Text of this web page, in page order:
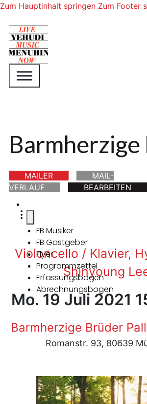
Zum Hauptinhalt springen Zum Footer
MAILER
MAIL-
VERLAUF
BEARBEITEN
FB Musiker
FB Gastgeber
Flyer
Programmzettel
Erfassungsbogen
Abrechnungsbogen
Violoncello / Klavier,
Shinyoung
Mo. 19 Juli 2021
Barmherzige Brüder
Romanstr. 93, 80639